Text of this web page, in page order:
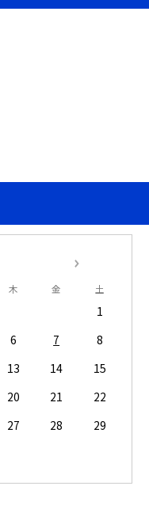
木 金 土
1
6 7
8
13 14
15
20 21
22
27 28
29